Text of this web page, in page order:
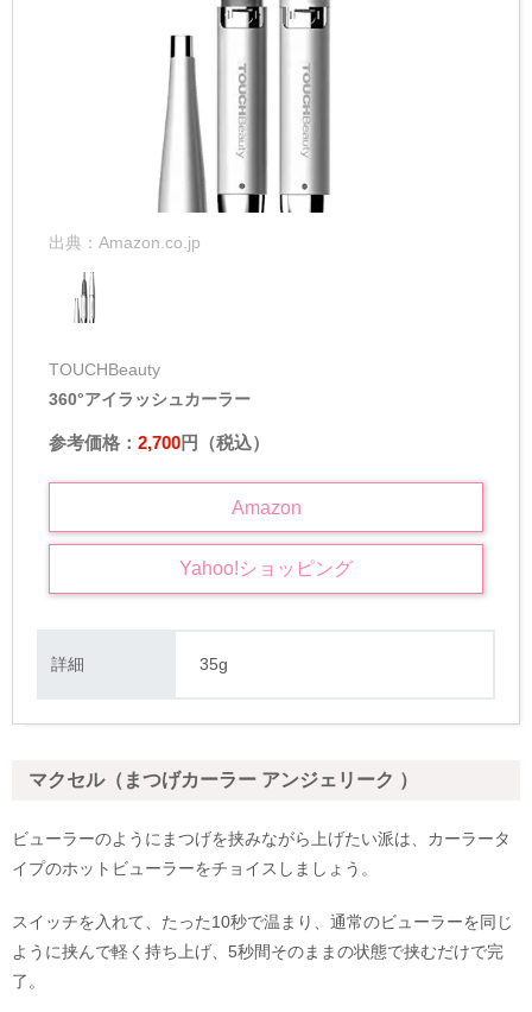
出典： Amazon.co.jp
TOUCHBeauty
360°アイラッシュカーラー
参考価格： 2,700円（税込）
Amazon
Yahoo!ショッピング
詳細 35g
マクセル（まつげカーラー アンジェリーク ）
ビューラーのようにまつげを挟みながら上げたい派は、カーラータ
イプのホットビューラーをチョイスしましょう。
スイッチを入れて、たった10秒で温まり、通常のビューラーを同じ
ように挟んで軽く持ち上げ、5秒間そのままの状態で挟むだけで完
了。